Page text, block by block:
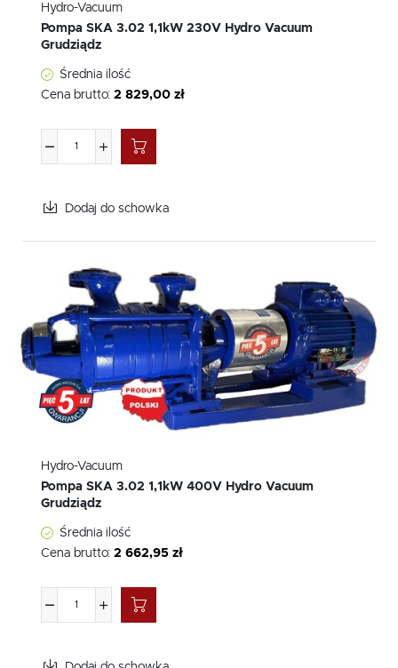
Hydro-Vacuum
Pompa SKA 3.02 1,1kW 230V Hydro Vacuum
Grudziądz
Średnia ilość
Cena brutto: 2 829,00 zł
Dodaj do schowka
Hydro-Vacuum
Pompa SKA 3.02 1,1kW 400V Hydro Vacuum
Grudziądz
Średnia ilość
Cena brutto: 2 662,95 zł